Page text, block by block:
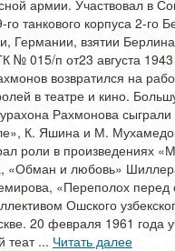
армии. Участвовал в
танкового корпуса 2-го
Германии, взятии
№ 015/п от23 августа
возвратился на
в театре и кино.
Рахмонова
К. Яшина и М.
роли в произведениях
«Обман и любовь»
«Переполох
Ошского
20 февраля 1961 года
теат ... Читать далее